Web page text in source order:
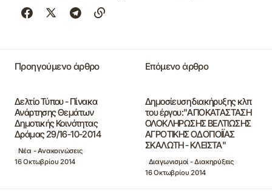
Προηγούμενο άρθρο
Δελτίο Τύπου - Πίνακα
Ανάρτησης Θεμάτων
Δημοτικής Κοινότητας
Δράμας 29/16-10-2014
Νέα - Ανακοινώσεις
16 Οκτωβρίου 2014
Επόμενο άρθρο
Δημοσίευση διακήρυξης κλπ
του έργου:"ΑΠΟΚΑΤΑΣΤΑΣΗ
ΟΛΟΚΛΗΡΩΣΗΣ ΒΕΛΤΙΩΣΗΣ
ΑΓΡΟΤΙΚΗΣ ΟΔΟΠΟΙΪΑΣ
ΣΚΑΛΩΤΗ - ΚΛΕΙΣΤΑ"
Διαγωνισμοί - Διακηρύξεις
16 Οκτωβρίου 2014